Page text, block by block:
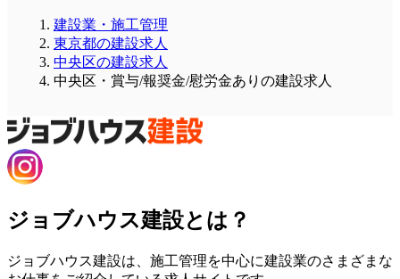
建設業・施工管理
東京都の建設求人
中央区の建設求人
中央区・賞与/報奨金/慰労金ありの建設求人
ジョブハウス建設とは？
ジョブハウス建設は、施工管理を中心に建設業のさまざまな